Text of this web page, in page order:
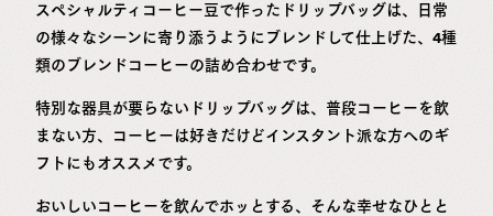
スペシャルティコーヒー豆で作ったドリップバッグは、日常
の様々なシーンに寄り添うようにブレンドして仕上げた、4種
類のブレンドコーヒーの詰め合わせです。
特別な器具が要らないドリップバッグは、普段コーヒーを飲
まない方、コーヒーは好きだけどインスタント派な方へのギ
フトにもオススメです。
おいしいコーヒーを飲んでホッとする、そんな幸せなひとと